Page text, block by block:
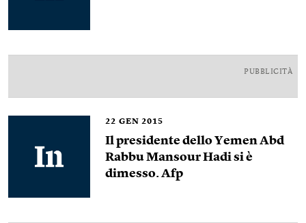
PUBBLICITÀ
22 GEN 2015
Il presidente dello Yemen Abd
Rabbu Mansour Hadi si è
dimesso. Afp